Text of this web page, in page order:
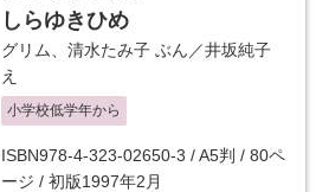
しらゆきひめ
グリム、清水たみ子 ぶん／井坂純子
え
小学校低学年から
ISBN978-4-323-02650-3 / A5判 / 80ペ
ージ / 初版1997年2月